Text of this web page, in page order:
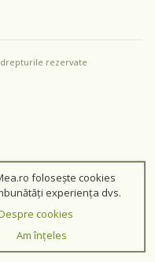
rezervate
folosește cookies
experiența dvs.
cookies
Am înțeles